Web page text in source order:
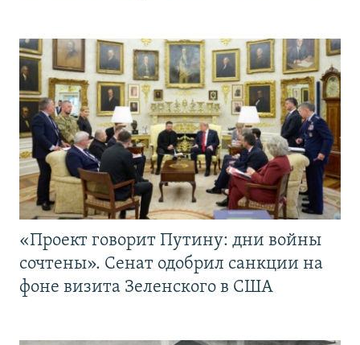
«Проект говорит Путину: дни войны
сочтены». Сенат одобрил санкции на
фоне визита Зеленского в США